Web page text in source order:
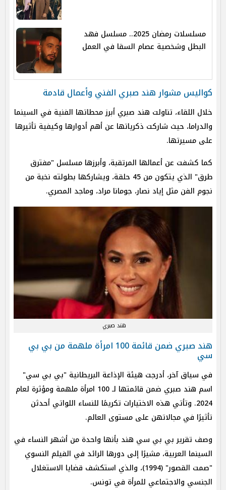
مسلسلات رمضان 2025.. مسلسل فهد
البطل وشخصية عصام السقا في العمل
كواليس مشوار هند صبري الفني وأعمال قادمة
خلال اللقاء، تناولت هند صبري أبرز محطاتها الفنية في السينما
والدراما، حيث شاركت ذكرياتها عن أهم أدوارها وكيفية تأثيرها
على مسيرتها.
كما كشفت عن أعمالها المرتقبة، وأبرزها مسلسل "مفترق
طرق" الذي يتكون من 45 حلقة، ويشاركها بطولته نخبة من
نجوم الفن مثل إياد نصار، جومانا مراد، وماجد المصري.
هند صبري
هند صبري ضمن قائمة 100 امرأة ملهمة من بي بي
سي
في سياق آخر، أدرجت هيئة الإذاعة البريطانية "بي بي سي"
اسم هند صبري ضمن قائمتها لـ 100 امرأة ملهمة ومؤثرة لعام
2024. وتأتي هذه الاختيارات تكريمًا للنساء اللواتي أحدثن
تأثيرًا في مجالاتهن على مستوى العالم.
وصف تقرير بي بي سي هند بأنها واحدة من أشهر النساء في
السينما العربية، مشيرًا إلى دورها الرائد في الفيلم النسوي
"صمت القصور" (1994)، والذي استكشف قضايا الاستغلال
الجنسي والاجتماعي للمرأة في تونس.